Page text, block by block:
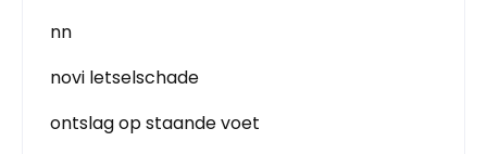
nn
novi letselschade
ontslag op staande voet